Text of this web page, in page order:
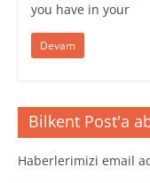
you have in your
Devam
Bilkent Post'a
Haberlerimizi email